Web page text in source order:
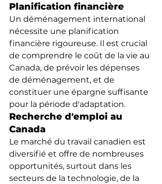
Planification financière
Un déménagement international
nécessite une planification
financière rigoureuse. Il est crucial
de comprendre le coût de la vie au
Canada, de prévoir les dépenses
de déménagement, et de
constituer une épargne suffisante
pour la période d'adaptation.
Recherche d'emploi au
Canada
Le marché du travail canadien est
diversifié et offre de nombreuses
opportunités, surtout dans les
secteurs de la technologie, de la